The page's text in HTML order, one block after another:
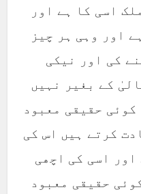
اسی کا ہے اور
اور وہی ہر چیز
کی اور نیکی
کے بغیر نہیں
حقیقی معبود
کرتے ہیں اس کی
اور اسی کی اچھی
حقیقی معبود